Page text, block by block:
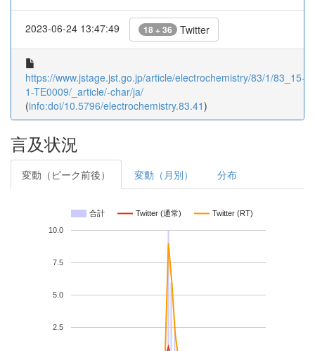
2023-06-24 13:47:49 18 + 36 Twitter
https://www.jstage.jst.go.jp/article/electrochemistry/83/1/83_15-
1-TE0009/_article/-char/ja/
(info:doi/10.5796/electrochemistry.83.41)
言及状況
変動（ピーク前後） 変動（月別） 分布
合計 Twitter (通常) Twitter (RT)
2.5
5.0
7.5
10.0